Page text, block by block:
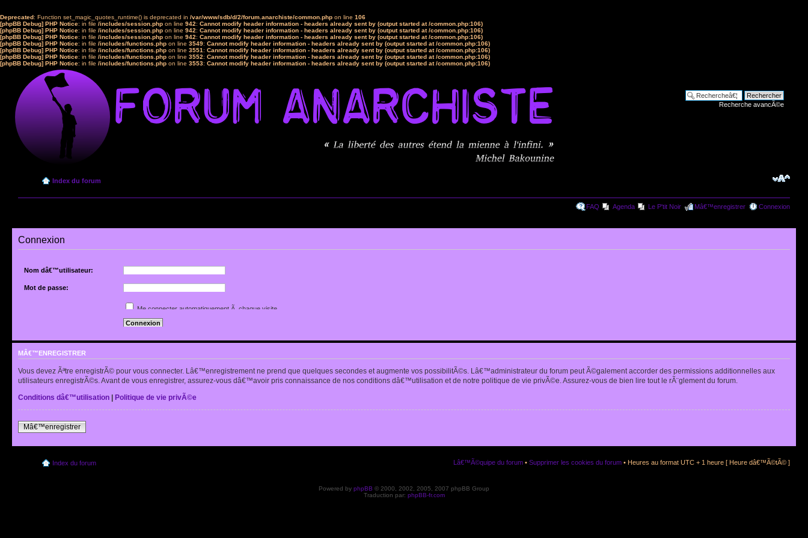
Deprecated: Function set_magic_quotes_runtime() is deprecated in /var/www/sdb/d/2/forum.anarchiste/common.php on line 106
[phpBB Debug] PHP Notice: in file /includes/session.php on line 942: Cannot modify header information - headers already sent by (output started at /common.php:106)
[phpBB Debug] PHP Notice: in file /includes/session.php on line 942: Cannot modify header information - headers already sent by (output started at /common.php:106)
[phpBB Debug] PHP Notice: in file /includes/session.php on line 942: Cannot modify header information - headers already sent by (output started at /common.php:106)
[phpBB Debug] PHP Notice: in file /includes/functions.php on line 3549: Cannot modify header information - headers already sent by (output started at /common.php:106)
[phpBB Debug] PHP Notice: in file /includes/functions.php on line 3551: Cannot modify header information - headers already sent by (output started at /common.php:106)
[phpBB Debug] PHP Notice: in file /includes/functions.php on line 3552: Cannot modify header information - headers already sent by (output started at /common.php:106)
[phpBB Debug] PHP Notice: in file /includes/functions.php on line 3553: Cannot modify header information - headers already sent by (output started at /common.php:106)
Recherche avancÃ©e
Index du forum
FAQ Agenda Le P'tit Noir Mâ€™enregistrer Connexion
Connexion
Nom dâ€™utilisateur:
Mot de passe:
Renvoyer lâ€™e-mail de confirmation
Me connecter automatiquement Ã chaque visite
Cacher mon statut en ligne pour cette session
MÂ€™ENREGISTRER
Vous devez Ãªtre enregistrÃ© pour vous connecter. Lâ€™enregistrement ne prend que quelques secondes et augmente vos possibilitÃ©s. Lâ€™administrateur du forum peut Ã©galement accorder des permissions additionnelles aux
utilisateurs enregistrÃ©s. Avant de vous enregistrer, assurez-vous dâ€™avoir pris connaissance de nos conditions dâ€™utilisation et de notre politique de vie privÃ©e. Assurez-vous de bien lire tout le rÃ¨glement du forum.
Conditions dâ€™utilisation
Politique de vie privÃ©e
Mâ€™enregistrer
Index du forum Lâ€™Ã©quipe du forum • Supprimer les cookies du forum • Heures au format UTC + 1 heure [ Heure dâ€™Ã©tÃ© ]
Powered by phpBB © 2000, 2002, 2005, 2007 phpBB Group
Traduction par: phpBB-fr.com